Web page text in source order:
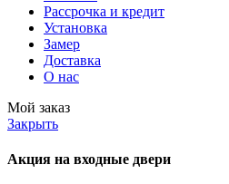
Рассрочка и кредит
Установка
Замер
Доставка
О нас
Мой заказ
Закрыть
Акция на входные двери